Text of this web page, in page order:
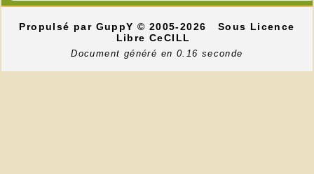
Propulsé par GuppY© 2005-2026
Sous Licence
Libre CeCILL
Document généré en 0.16 seconde